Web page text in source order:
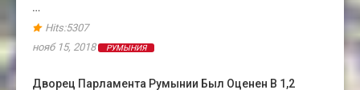
…
Hits:5307
нояб 15, 2018
РУМЫНИЯ
Дворец Парламента Румынии Был Оценен В 1,2